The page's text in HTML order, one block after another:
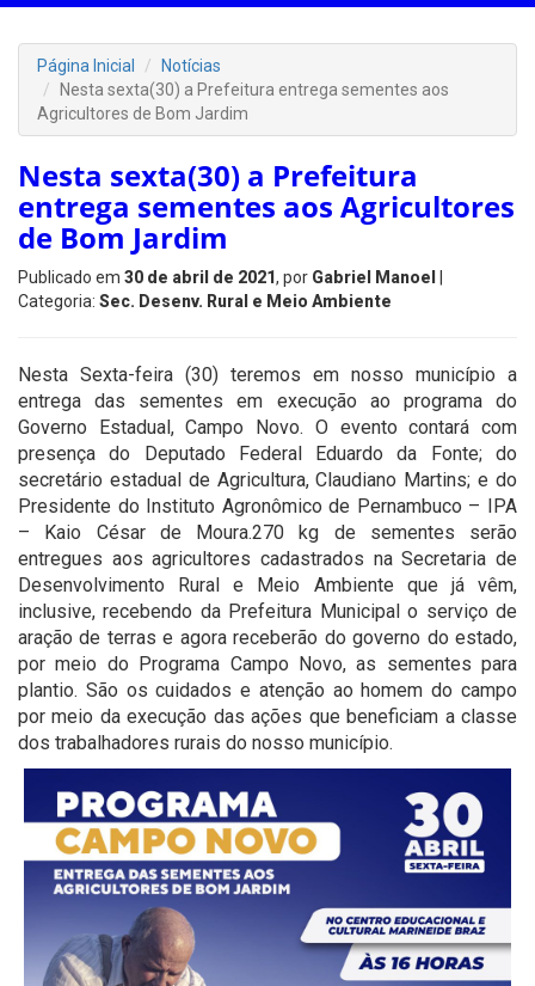
Página Inicial
Notícias
Nesta sexta(30) a Prefeitura entrega sementes aos
Agricultores de Bom Jardim
Nesta sexta(30) a Prefeitura
entrega sementes aos Agricultores
de Bom Jardim
Publicado em 30 de abril de 2021, por Gabriel Manoel
Categoria: Sec. Desenv. Rural e Meio Ambiente
Nesta Sexta-feira (30) teremos em nosso município a
entrega das sementes em execução ao programa do
Governo Estadual, Campo Novo. O evento contará com
presença do Deputado Federal Eduardo da Fonte; do
secretário estadual de Agricultura, Claudiano Martins; e do
Presidente do Instituto Agronômico de Pernambuco – IPA
– Kaio César de Moura.270 kg de sementes serão
entregues aos agricultores cadastrados na Secretaria de
Desenvolvimento Rural e Meio Ambiente que já vêm,
inclusive, recebendo da Prefeitura Municipal o serviço de
aração de terras e agora receberão do governo do estado,
por meio do Programa Campo Novo, as sementes para
plantio. São os cuidados e atenção ao homem do campo
por meio da execução das ações que beneficiam a classe
dos trabalhadores rurais do nosso município.